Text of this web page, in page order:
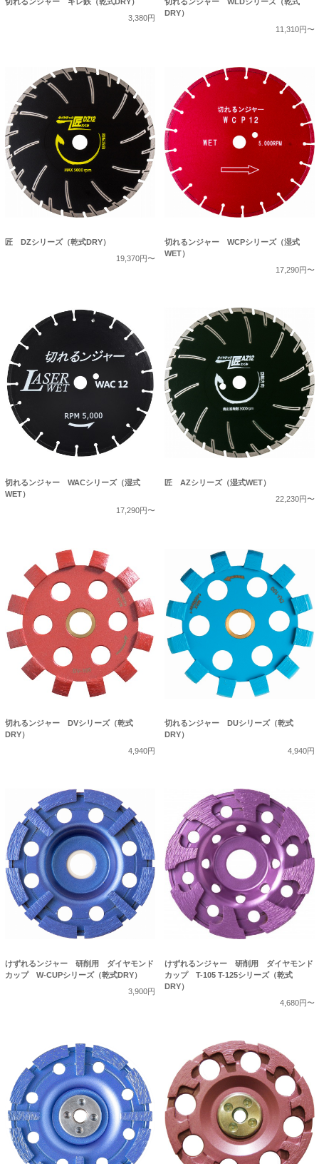
3,380円
DRY）
11,310円〜
匠 DZシリーズ（乾式DRY）
19,370円〜
切れるンジャー WCPシリーズ（湿式
WET）
17,290円〜
切れるンジャー WACシリーズ（湿式
WET）
17,290円〜
匠 AZシリーズ（湿式WET）
22,230円〜
切れるンジャー DVシリーズ（乾式
DRY）
4,940円
切れるンジャー DUシリーズ（乾式
DRY）
4,940円
けずれるンジャー 研削用 ダイヤモンド
カップ W-CUPシリーズ（乾式DRY）
3,900円
けずれるンジャー 研削用 ダイヤモンド
カップ T-105 T-125シリーズ（乾式
DRY）
4,680円〜